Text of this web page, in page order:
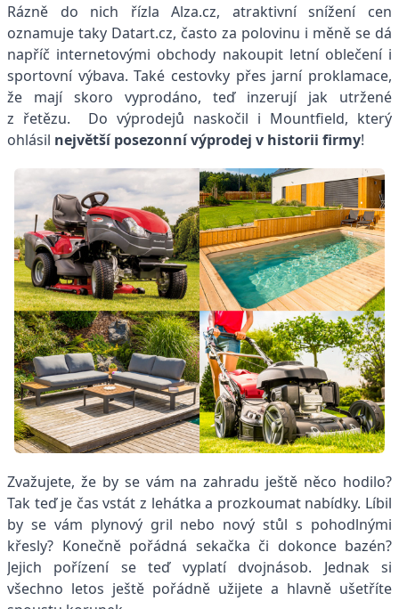
Rázně do nich řízla Alza.cz, atraktivní snížení cen
oznamuje taky Datart.cz, často za polovinu i měně se dá
napříč internetovými obchody nakoupit letní oblečení i
sportovní výbava. Také cestovky přes jarní proklamace,
že mají skoro vyprodáno, teď inzerují jak utržené
z řetězu. Do výprodejů naskočil i Mountfield, který
ohlásil největší posezonní výprodej v historii firmy!
Zvažujete, že by se vám na zahradu ještě něco hodilo?
Tak teď je čas vstát z lehátka a prozkoumat nabídky. Líbil
by se vám plynový gril nebo nový stůl s pohodlnými
křesly? Konečně pořádná sekačka či dokonce bazén?
Jejich pořízení se teď vyplatí dvojnásob. Jednak si
všechno letos ještě pořádně užijete a hlavně ušetříte